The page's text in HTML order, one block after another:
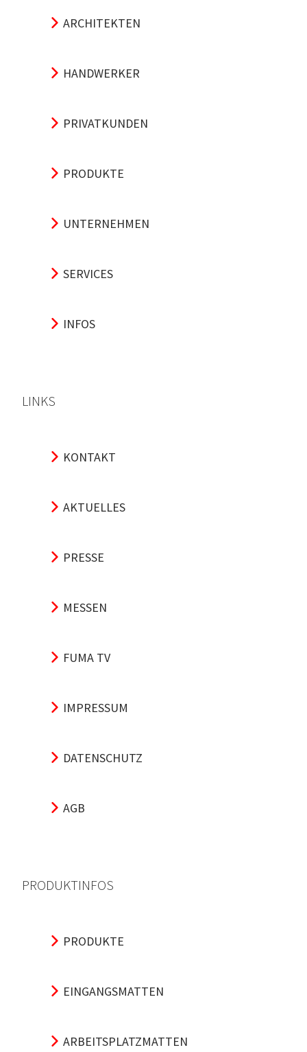
ARCHITEKTEN
HANDWERKER
PRIVATKUNDEN
PRODUKTE
UNTERNEHMEN
SERVICES
INFOS
LINKS
KONTAKT
AKTUELLES
PRESSE
MESSEN
FUMA TV
IMPRESSUM
DATENSCHUTZ
AGB
PRODUKTINFOS
PRODUKTE
EINGANGSMATTEN
ARBEITSPLATZMATTEN